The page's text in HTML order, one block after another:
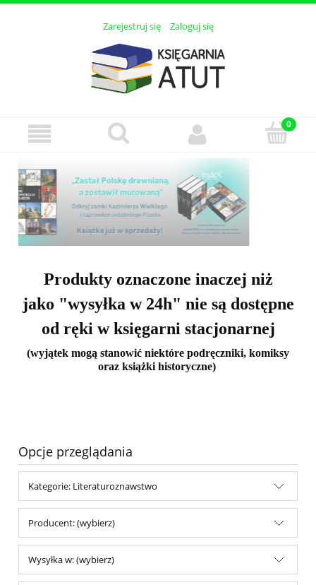
Zarejestruj się Zaloguj się
Produkty oznaczone inaczej niż
jako "wysyłka w 24h" nie są dostępne
od ręki w księgarni stacjonarnej
(wyjątek mogą stanowić niektóre podręczniki, komiksy
oraz książki historyczne)
Opcje przeglądania
Kategorie: Literaturoznawstwo
Producent: (wybierz)
Wysyłka w: (wybierz)